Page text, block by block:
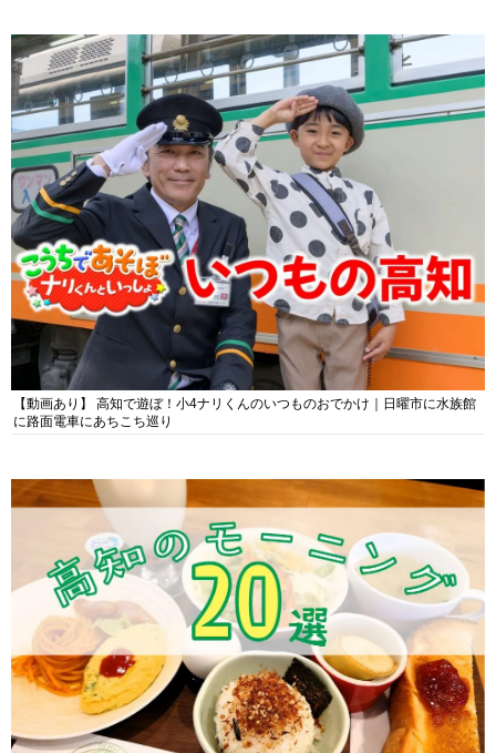
【動画あり】 高知で遊ぼ！小4ナリくんのいつものおでかけ｜日曜市に水族館
に路面電車にあちこち巡り